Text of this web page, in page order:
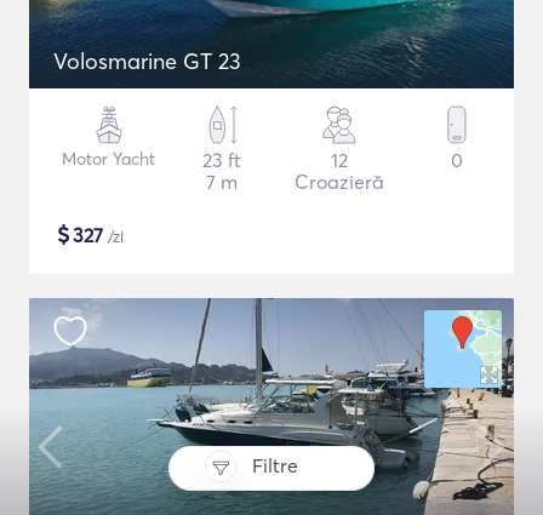
Filtre
Volosmarine GT 23
Motor Yacht
23 ft
7 m
12
Croazieră
0
$327 /zi